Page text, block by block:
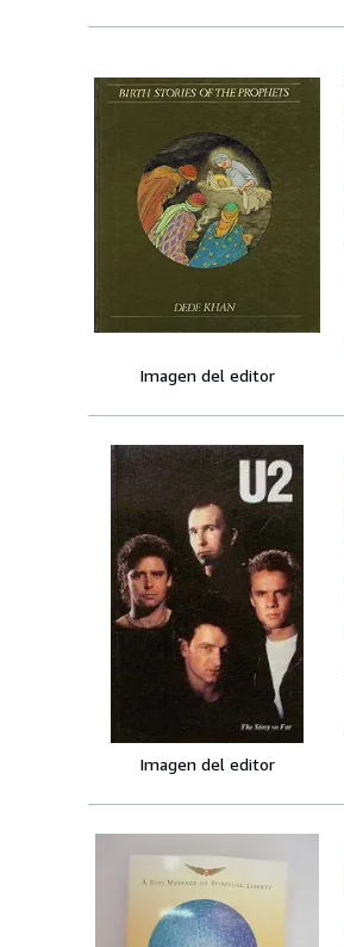
Imagen del editor
Imagen del editor